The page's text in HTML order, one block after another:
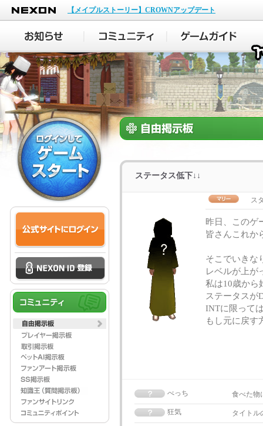
NEXON
【メイプルストーリー】CROWNアップデート
ステータス低下↓↓
ス
昨日、このゲ
皆さんこれか
そこでいきな
レベルが上が
私は10歳から
ステータスが
INTに限って
もし元に戻す
べっち 食べた物
狂気 タイトル